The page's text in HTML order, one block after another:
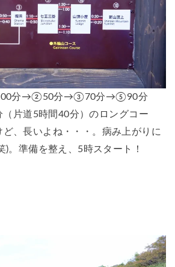
分→②50分→③70分→⑤90分
片道5時間40分）のロングコー
ど、長いよね・・・。病み上がりに
)。準備を整え、5時スタート！